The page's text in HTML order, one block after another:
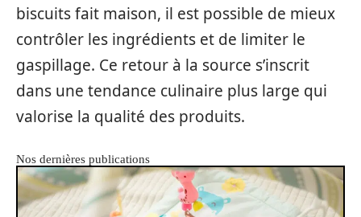
biscuits fait maison, il est possible de mieux
contrôler les ingrédients et de limiter le
gaspillage. Ce retour à la source s’inscrit
dans une tendance culinaire plus large qui
valorise la qualité des produits.
Nos dernières publications